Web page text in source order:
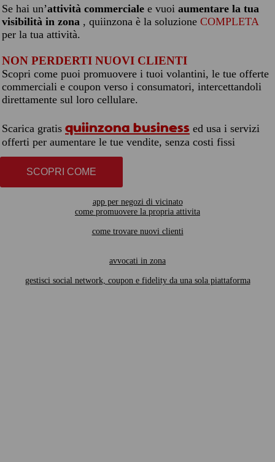
Se hai un’attività commerciale e vuoi aumentare la tua
visibilità in zona , quiinzona è la soluzione COMPLETA
per la tua attività.
NON PERDERTI NUOVI CLIENTI
Scopri come puoi promuovere i tuoi volantini, le tue offerte
commerciali e coupon verso i consumatori, intercettandoli
direttamente sul loro cellulare.
Scarica gratis quiinzona business ed usa i servizi
offerti per aumentare le tue vendite, senza costi fissi
SCOPRI COME
app per negozi di vicinato
come promuovere la propria attivita
come trovare nuovi clienti
avvocati in zona
gestisci social network, coupon e fidelity da una sola piattaforma